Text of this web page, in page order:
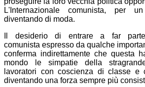
L'Internazionale comunista, per
diventando di moda.
Il desiderio di entrare a far parte
comunista espresso da qualche
conferma indirettamente che questa
mondo le simpatie della
lavoratori con coscienza di classe e
diventando una forza sempre più